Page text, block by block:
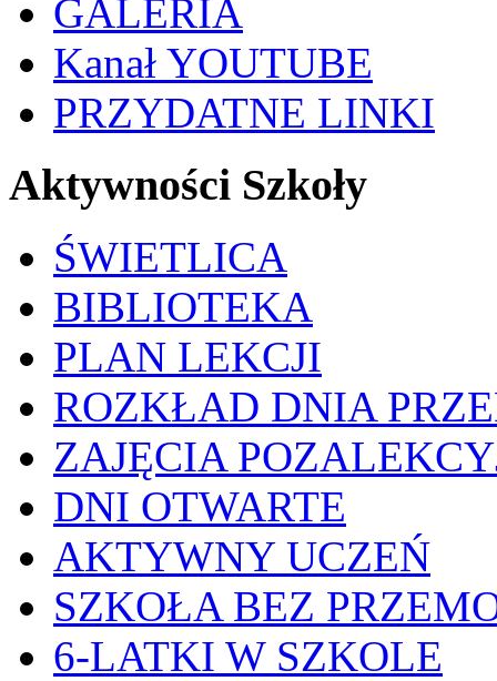
GALERIA
Kanał YOUTUBE
PRZYDATNE LINKI
Aktywności Szkoły
ŚWIETLICA
BIBLIOTEKA
PLAN LEKCJI
ROZKŁAD DNIA
ZAJĘCIA
DNI OTWARTE
AKTYWNY UCZEŃ
SZKOŁA BEZ
6-LATKI W SZKOLE